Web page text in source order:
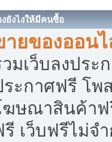
ยังไงให้มีคนซื้อ
ายของออน
มเว็บลงประ
ระกาศฟรี โพ
ฆษณาสินค้าฟ
รี เว็บฟรีไม่จ